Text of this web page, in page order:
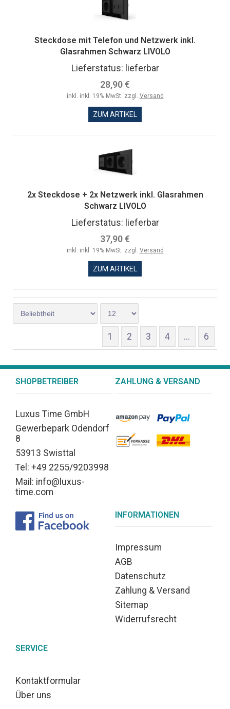
Steckdose mit Telefon und Netzwerk inkl.
Glasrahmen Schwarz LIVOLO
Lieferstatus: lieferbar
28,90 €
inkl. inkl. 19% MwSt. zzgl. Versand
ZUM ARTIKEL
2x Steckdose + 2x Netzwerk inkl. Glasrahmen
Schwarz LIVOLO
Lieferstatus: lieferbar
37,90 €
inkl. inkl. 19% MwSt. zzgl. Versand
ZUM ARTIKEL
1 2 3 4 ... 6
SHOPBETREIBER
Luxus Time GmbH
Gewerbepark Odendorf
8
53913 Swisttal
Tel: +49 2255/9203998
Mail: info@luxus-
time.com
ZAHLUNG & VERSAND
INFORMATIONEN
Impressum
AGB
Datenschutz
Zahlung & Versand
Sitemap
Widerrufsrecht
SERVICE
Kontaktformular
Über uns